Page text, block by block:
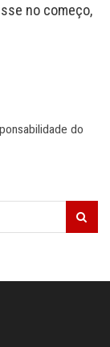
no começo,
do